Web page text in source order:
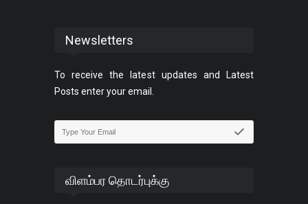
Newsletters
To receive the latest updates and Latest
Posts enter your email.
விளம்பர தொடர்புக்கு